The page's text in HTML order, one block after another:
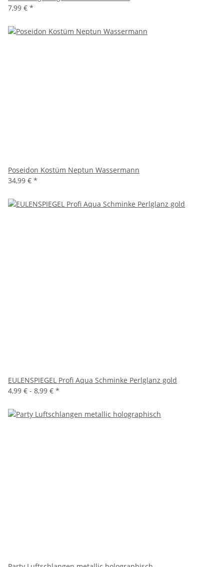
7,99 € *
Poseidon Kostüm Neptun Wassermann
34,99 € *
EULENSPIEGEL Profi Aqua Schminke Perlglanz gold
4,99 € - 8,99 € *